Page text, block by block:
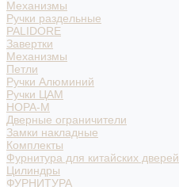
Механизмы
Ручки раздельные
PALIDORE
Завертки
Механизмы
Петли
Ручки Алюминий
Ручки ЦАМ
НОРА-М
Дверные ограничители
Замки накладные
Комплекты
Фурнитура для китайских дверей
Цилиндры
ФУРНИТУРА